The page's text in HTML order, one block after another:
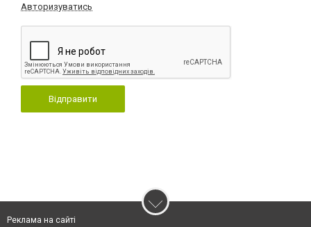
Авторизуватись
Відправити
Реклама на сайті